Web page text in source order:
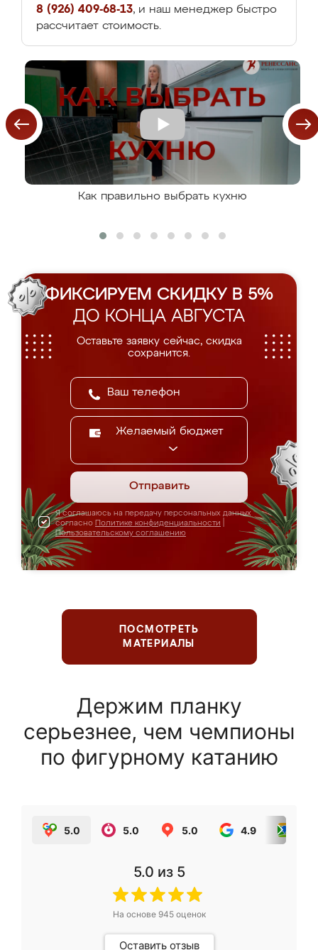
8 (926) 409-68-13, и наш менеджер быстро
рассчитает стоимость.
Как правильно выбрать кухню
ФИКСИРУЕМ СКИДКУ В 5%
ДО КОНЦА АВГУСТА
Оставьте заявку сейчас, скидка
сохранится.
Желаемый бюджет
Отправить
Я соглашаюсь на передачу персональных данных
согласно Политике конфиденциальности
Пользовательскому соглашению
ПОСМОТРЕТЬ
МАТЕРИАЛЫ
Держим планку
серьезнее, чем чемпионы
по фигурному катанию
5.0 5.0 5.0 4.9
5.0 из 5
На основе 945оценок
Оставить отзыв